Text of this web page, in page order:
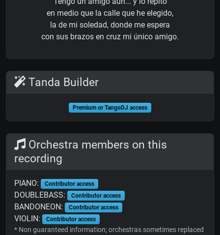
en medio que la calle que he elegido,
la de mi soledad, donde me espera
con sus brazos en cruz mi único amigo.
Tanda Builder
Premium or TangoDJ access
Orchestra members on this
recording
PIANO: Contributor access
DOUBLEBASS: Contributor access
BANDONEON: Contributor access
VIOLIN: Contributor access
* Non guaranteed information; orchestras sometimes replaced